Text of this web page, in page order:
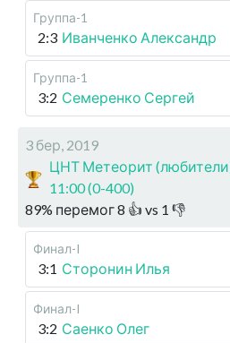
Группа-1
2:3 Иванченко Александр
Группа-1
3:2 Семеренко Сергей
3 бер, 2019
ЦНТ Метеорит
11:00 (0-400)
89% перемог8 👍 vs 1 👎
Финал-I
3:1 Сторонин Илья
Финал-I
3:2 Саенко Олег